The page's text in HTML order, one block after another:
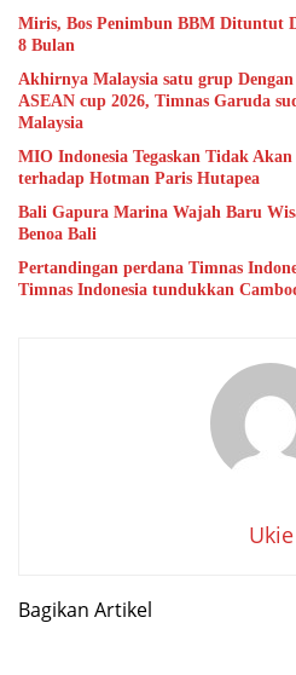
Miris, Bos Penimbun BBM Dituntut
8 Bulan
Akhirnya Malaysia satu grup
ASEAN cup 2026, Timnas Garuda
Malaysia
MIO Indonesia Tegaskan Tidak
terhadap Hotman Paris Hutapea
Bali Gapura Marina Wajah Baru
Benoa Bali
Pertandingan perdana Timnas
Timnas Indonesia tundukkan
Ukie
Bagikan Artikel